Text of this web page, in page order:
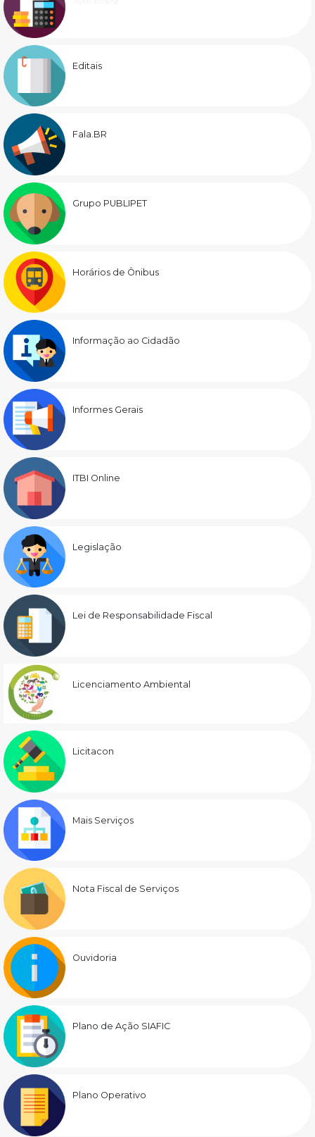
Editais
Fala.BR
Grupo PUBLIPET
Horários de Ônibus
Informação ao Cidadão
Informes Gerais
ITBI Online
Legislação
Lei de Responsabilidade Fiscal
Licenciamento Ambiental
Licitacon
Mais Serviços
Nota Fiscal de Serviços
Ouvidoria
Plano de Ação SIAFIC
Plano Operativo